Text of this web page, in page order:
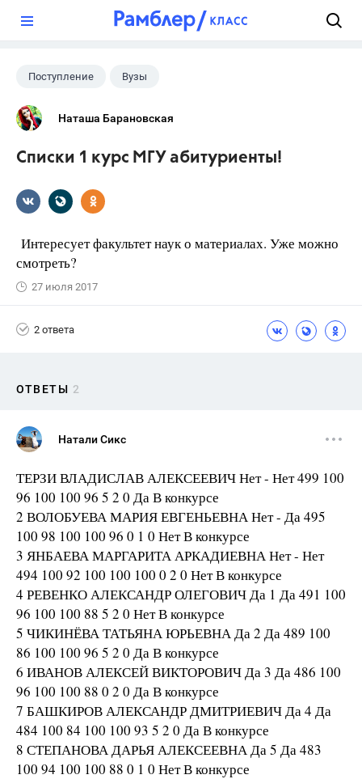
Поступление Вузы
Наташа Барановская
Списки 1 курс МГУ абитуриенты!
Интересует факультет наук о материалах. Уже можно
смотреть?
27 июля 2017
2 ответа
ОТВЕТЫ 2
Натали Сикс
ТЕРЗИ ВЛАДИСЛАВ АЛЕКСЕЕВИЧ Нет - Нет 499 100
96 100 100 96 5 2 0 Да В конкурсе
2 ВОЛОБУЕВА МАРИЯ ЕВГЕНЬЕВНА Нет - Да 495
100 98 100 100 96 0 1 0 Нет В конкурсе
3 ЯНБАЕВА МАРГАРИТА АРКАДИЕВНА Нет - Нет
494 100 92 100 100 100 0 2 0 Нет В конкурсе
4 РЕВЕНКО АЛЕКСАНДР ОЛЕГОВИЧ Да 1 Да 491 100
96 100 100 88 5 2 0 Нет В конкурсе
5 ЧИКИНЁВА ТАТЬЯНА ЮРЬЕВНА Да 2 Да 489 100
86 100 100 96 5 2 0 Да В конкурсе
6 ИВАНОВ АЛЕКСЕЙ ВИКТОРОВИЧ Да 3 Да 486 100
96 100 100 88 0 2 0 Да В конкурсе
7 БАШКИРОВ АЛЕКСАНДР ДМИТРИЕВИЧ Да 4 Да
484 100 84 100 100 93 5 2 0 Да В конкурсе
8 СТЕПАНОВА ДАРЬЯ АЛЕКСЕЕВНА Да 5 Да 483
100 94 100 100 88 0 1 0 Нет В конкурсе